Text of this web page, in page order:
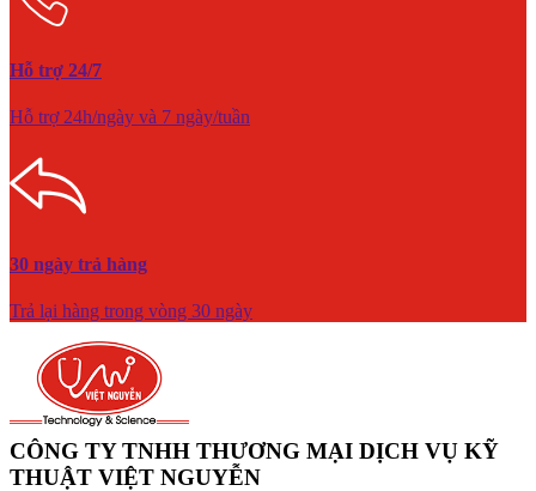
Hỗ trợ 24/7
Hỗ trợ 24h/ngày và 7 ngày/tuần
30 ngày trả hàng
Trả lại hàng trong vòng 30 ngày
CÔNG TY TNHH THƯƠNG MẠI DỊCH VỤ KỸ
THUẬT VIỆT NGUYỄN